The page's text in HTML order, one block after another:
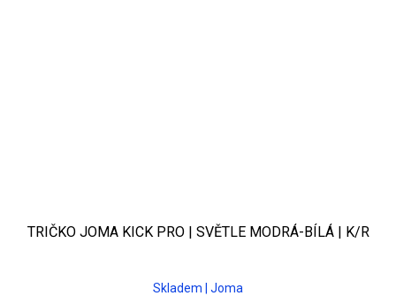
TRIČKO JOMA KICK PRO | SVĚTLE MODRÁ-BÍLÁ | K/R
Skladem | Joma